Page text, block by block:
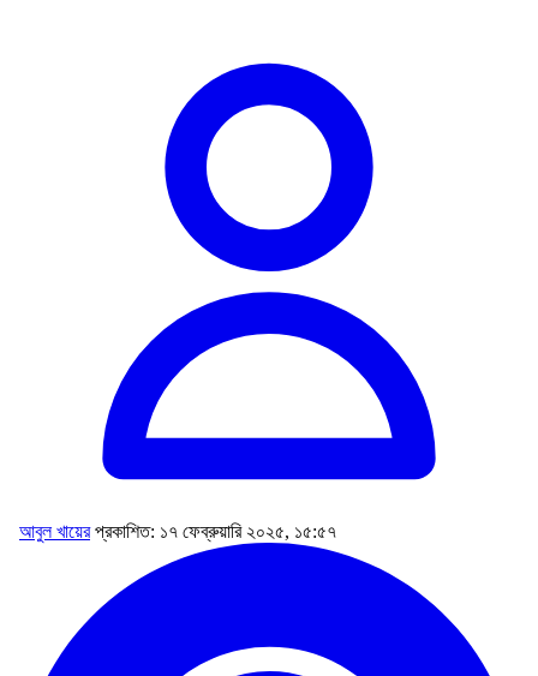
আবুল খায়ের প্রকাশিত: ১৭ ফেব্রুয়ারি ২০২৫, ১৫:৫৭